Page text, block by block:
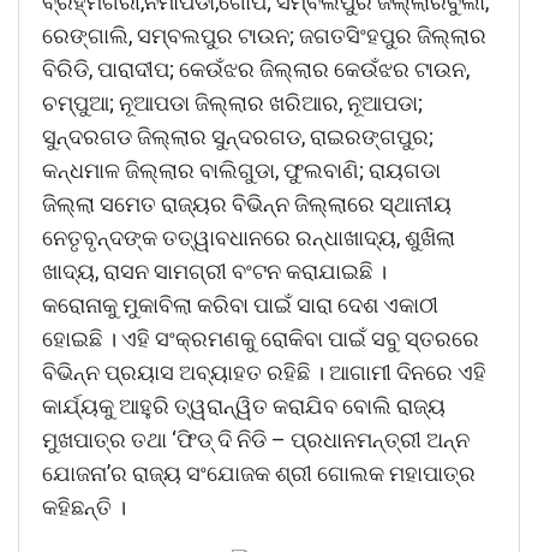
ରେଙ୍ଗାଲି, ସମ୍ବଲପୁର ଟାଉନ; ଜଗତସିଂହପୁର ଜିଲ୍ଲାର
ବିରିଡି, ପାରାଦୀପ; କେଉଁଝର ଜିଲ୍ଲାର କେଉଁଝର ଟାଉନ,
ଚମ୍ପୁଆ; ନୂଆପଡା ଜିଲ୍ଲାର ଖରିଆର, ନୂଆପଡା;
ସୁନ୍ଦରଗଡ ଜିଲ୍ଲାର ସୁନ୍ଦରଗଡ, ରାଇରଙ୍ଗପୁର;
କନ୍ଧମାଳ ଜିଲ୍ଲାର ବାଲିଗୁଡା, ଫୁଲବାଣି; ରାୟଗଡା
ଜିଲ୍ଲା ସମେତ ରାଜ୍ୟର ବିଭିନ୍ନ ଜିଲ୍ଲାରେ ସ୍ଥାନୀୟ
ନେତୃବୃନ୍ଦଙ୍କ ତତ୍ୱାବଧାନରେ ରନ୍ଧାଖାଦ୍ୟ, ଶୁଖିଲା
ଖାଦ୍ୟ, ରାସନ ସାମଗ୍ରୀ ବଂଟନ କରାଯାଇଛି ।
କରୋନାକୁ ମୁକାବିଲା କରିବା ପାଇଁ ସାରା ଦେଶ ଏକାଠୀ
ହୋଇଛି । ଏହି ସଂକ୍ରମଣକୁ ରୋକିବା ପାଇଁ ସବୁ ସ୍ତରରେ
ବିଭିନ୍ନ ପ୍ରୟାସ ଅବ୍ୟାହତ ରହିଛି । ଆଗାମୀ ଦିନରେ ଏହି
କାର୍ଯ୍ୟକୁ ଆହୁରି ତ୍ୱରାନ୍ୱିତ କରାଯିବ ବୋଲି ରାଜ୍ୟ
ମୁଖପାତ୍ର ତଥା ‘ଫିଡ୍ ଦି ନିଡି – ପ୍ରଧାନମନ୍ତ୍ରୀ ଅନ୍ନ
ଯୋଜନା’ର ରାଜ୍ୟ ସଂଯୋଜକ ଶ୍ରୀ ଗୋଲକ ମହାପାତ୍ର
କହିଛନ୍ତି ।